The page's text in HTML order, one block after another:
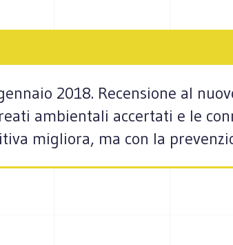
2018. Recensione al
ambientali accertati e le
migliora, ma con la